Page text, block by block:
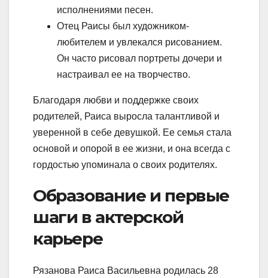
исполнениями песен.
Отец Раисы был художником-
любителем и увлекался рисованием.
Он часто рисовал портреты дочери и
настраивал ее на творчество.
Благодаря любви и поддержке своих
родителей, Раиса выросла талантливой и
уверенной в себе девушкой. Ее семья стала
основой и опорой в ее жизни, и она всегда с
гордостью упоминала о своих родителях.
Образование и первые
шаги в актерской
карьере
Рязанова Раиса Васильевна родилась 28